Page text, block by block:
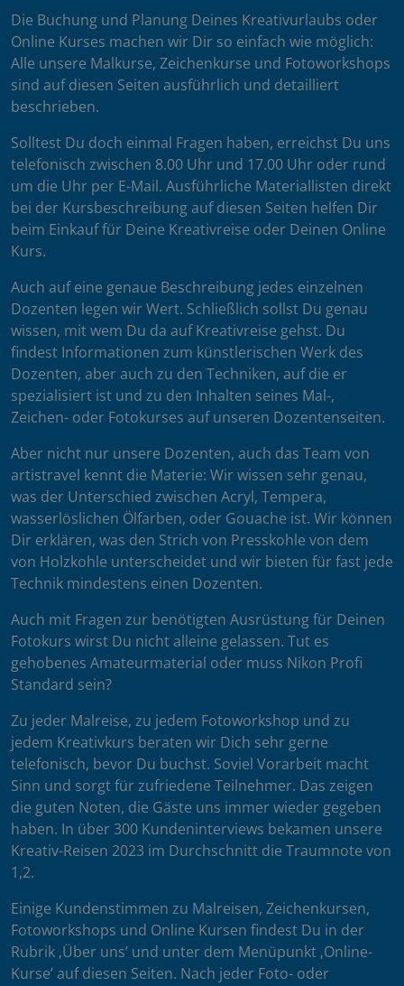
Die Buchung und Planung Deines Kreativurlaubs oder
Online Kurses machen wir Dir so einfach wie möglich:
Alle unsere Malkurse, Zeichenkurse und Fotoworkshops
sind auf diesen Seiten ausführlich und detailliert
beschrieben.
Solltest Du doch einmal Fragen haben, erreichst Du uns
telefonisch zwischen 8.00 Uhr und 17.00 Uhr oder rund
um die Uhr per E-Mail. Ausführliche Materiallisten direkt
bei der Kursbeschreibung auf diesen Seiten helfen Dir
beim Einkauf für Deine Kreativreise oder Deinen Online
Kurs.
Auch auf eine genaue Beschreibung jedes einzelnen
Dozenten legen wir Wert. Schließlich sollst Du genau
wissen, mit wem Du da auf Kreativreise gehst. Du
findest Informationen zum künstlerischen Werk des
Dozenten, aber auch zu den Techniken, auf die er
spezialisiert ist und zu den Inhalten seines Mal-,
Zeichen- oder Fotokurses auf unseren Dozentenseiten.
Aber nicht nur unsere Dozenten, auch das Team von
artistravel kennt die Materie: Wir wissen sehr genau,
was der Unterschied zwischen Acryl, Tempera,
wasserlöslichen Ölfarben, oder Gouache ist. Wir können
Dir erklären, was den Strich von Presskohle von dem
von Holzkohle unterscheidet und wir bieten für fast jede
Technik mindestens einen Dozenten.
Auch mit Fragen zur benötigten Ausrüstung für Deinen
Fotokurs wirst Du nicht alleine gelassen. Tut es
gehobenes Amateurmaterial oder muss Nikon Profi
Standard sein?
Zu jeder Malreise, zu jedem Fotoworkshop und zu
jedem Kreativkurs beraten wir Dich sehr gerne
telefonisch, bevor Du buchst. Soviel Vorarbeit macht
Sinn und sorgt für zufriedene Teilnehmer. Das zeigen
die guten Noten, die Gäste uns immer wieder gegeben
haben. In über 300 Kundeninterviews bekamen unsere
Kreativ-Reisen 2023 im Durchschnitt die Traumnote von
1,2.
Einige Kundenstimmen zu Malreisen, Zeichenkursen,
Fotoworkshops und Online Kursen findest Du in der
Rubrik ‚Über uns’ und unter dem Menüpunkt ‚Online-
Kurse’ auf diesen Seiten. Nach jeder Foto- oder